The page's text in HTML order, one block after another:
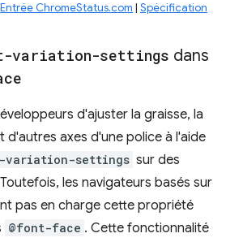
Entrée ChromeStatus.com | Spécification
variation-settings dans
d'ajuster la graisse, la
d'autres axes d'une police à l'aide
variation-settings sur des
les navigateurs basés sur
pas en charge cette propriété
@font-face . Cette fonctionnalité